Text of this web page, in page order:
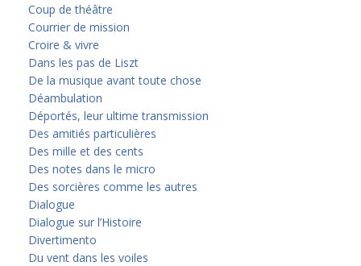
Coup de théâtre
Courrier de mission
Croire & vivre
Dans les pas de Liszt
De la musique avant toute chose
Déambulation
Déportés, leur ultime transmission
Des amitiés particulières
Des mille et des cents
Des notes dans le micro
Des sorcières comme les autres
Dialogue
Dialogue sur l’Histoire
Divertimento
Du vent dans les voiles